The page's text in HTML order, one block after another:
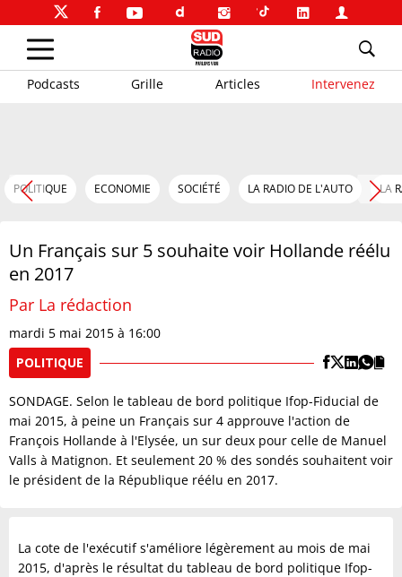
Podcasts Grille Articles Intervenez
POLITIQUE ECONOMIE SOCIÉTÉ LA RADIO DE L'AUTO LA
Un Français sur 5 souhaite voir Hollande réélu
en 2017
Par La rédaction
mardi 5 mai 2015 à 16:00
POLITIQUE
SONDAGE. Selon le tableau de bord politique Ifop-Fiducial de
mai 2015, à peine un Français sur 4 approuve l'action de
François Hollande à l'Elysée, un sur deux pour celle de Manuel
Valls à Matignon. Et seulement 20 % des sondés souhaitent voir
le président de la République réélu en 2017.
La cote de l'exécutif s'améliore légèrement au mois de mai
2015, d'après le résultat du tableau de bord politique Ifop-